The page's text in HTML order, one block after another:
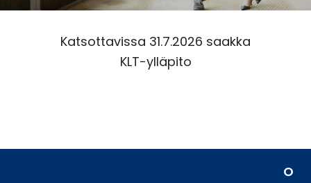
Katsottavissa 31.7.2026 saakka
KLT-ylläpito
O